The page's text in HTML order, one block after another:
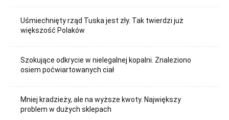
Uśmiechnięty rząd Tuska jest zły. Tak twierdzi już
większość Polaków
Szokujące odkrycie w nielegalnej kopalni. Znaleziono
osiem poćwiartowanych ciał
Mniej kradzieży, ale na wyższe kwoty. Największy
problem w dużych sklepach